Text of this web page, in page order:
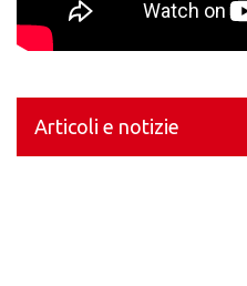
Articoli e notizie